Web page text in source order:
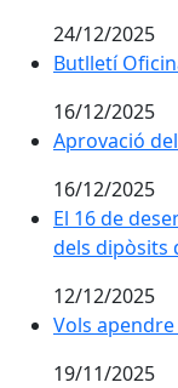
24/12/2025
Butlletí
Butlletí
16/12/2025
Aprovació
Aprovació
16/12/2025
El 16 de
El 16 de
dels dipòsits
12/12/2025
Vols apendre
Vols
19/11/2025